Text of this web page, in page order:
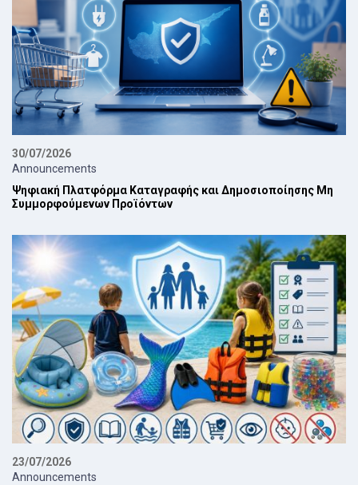
30/07/2026
Announcements
Ψηφιακή Πλατφόρμα Καταγραφής και Δημοσιοποίησης Μη
Συμμορφούμενων Προϊόντων
23/07/2026
Announcements